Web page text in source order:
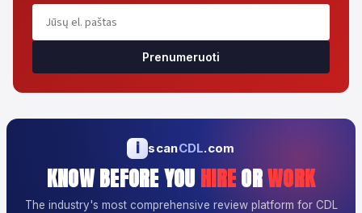
Prenumeruoti
i scanCDL.com
KNOW BEFORE YOU HIREORWORK
The industry's most comprehensive review platform for CDL